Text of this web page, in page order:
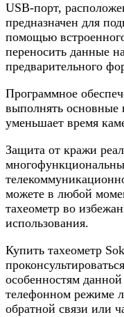
USB-порт,
предназначен для
помощью
переносить данные
предварительного
Программное
выполнять основные
уменьшает время
Защита от кражи
можете в любой
тахеометр во
использования.
Купить тахеометр
особенностям
телефонном режиме
обратной связи или